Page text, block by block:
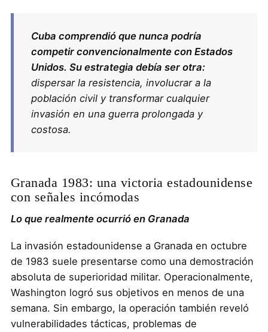
Cuba comprendió que nunca podría
competir convencionalmente con Estados
Unidos. Su estrategia debía ser otra:
dispersar la resistencia, involucrar a la
población civil y transformar cualquier
invasión en una guerra prolongada y
costosa.
Granada 1983: una victoria estadounidense
con señales incómodas
Lo que realmente ocurrió en Granada
La invasión estadounidense a Granada en octubre
de 1983 suele presentarse como una demostración
absoluta de superioridad militar. Operacionalmente,
Washington logró sus objetivos en menos de una
semana. Sin embargo, la operación también reveló
vulnerabilidades tácticas, problemas de